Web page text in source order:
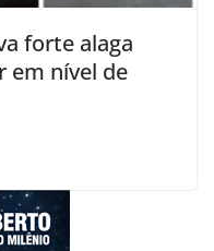
forte alaga
em nível de